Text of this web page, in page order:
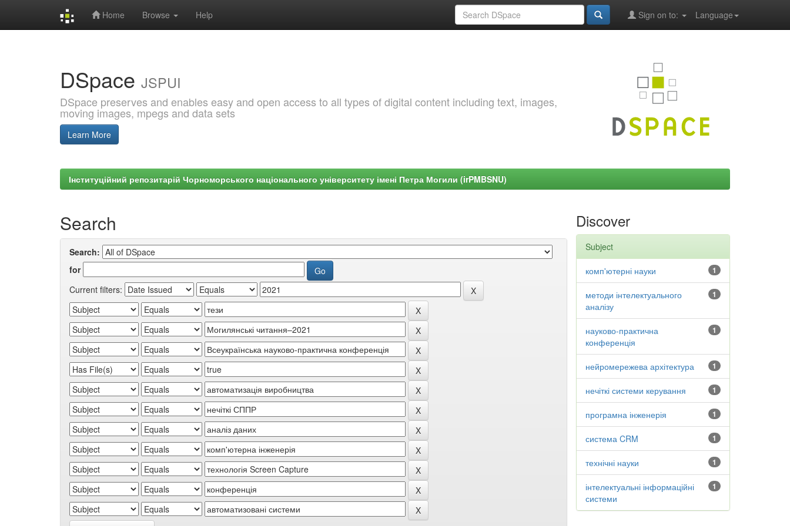
Home Browse Help Language
Sign on to:
DSpace JSPUI
DSpace preserves and enables easy and open access to all types of digital content including text, images,
moving images, mpegs and data sets
Learn More
Інституційний репозитарій Чорноморського національного університету імені Петра Могили (irPMBSNU)
Search
Search:
for
Current filters:
Discover
Subject
1
комп'ютерні науки
1
методи інтелектуального
аналізу
1
науково-практична
конференція
1
нейромережева архітектура
1
нечіткі системи керування
1
програмна інженерія
1
система CRM
1
технічні науки
1
інтелектуальні інформаційні
системи